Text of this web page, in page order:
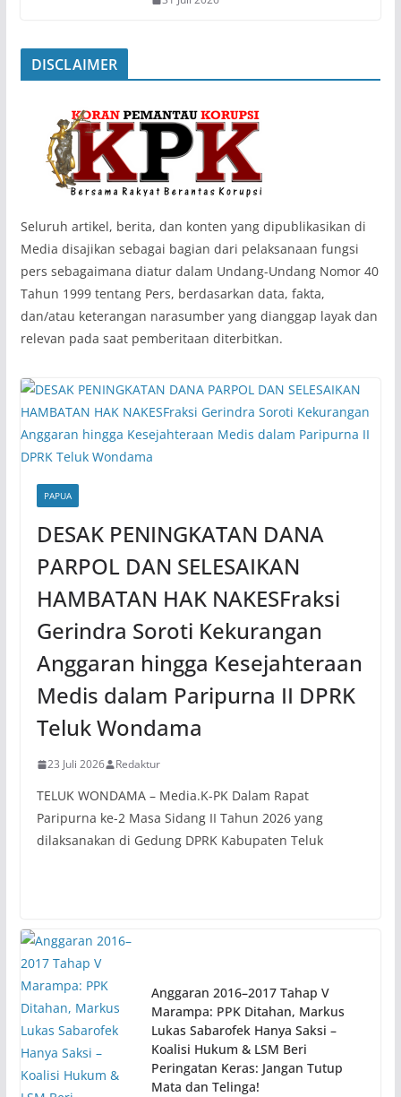
DISCLAIMER
‎Seluruh artikel, berita, dan konten yang dipublikasikan di
Media disajikan sebagai bagian dari pelaksanaan fungsi
pers sebagaimana diatur dalam Undang-Undang Nomor 40
Tahun 1999 tentang Pers, berdasarkan data, fakta,
dan/atau keterangan narasumber yang dianggap layak dan
relevan pada saat pemberitaan diterbitkan.
PAPUA
DESAK PENINGKATAN DANA
PARPOL DAN SELESAIKAN
HAMBATAN HAK NAKESFraksi
Gerindra Soroti Kekurangan
Anggaran hingga Kesejahteraan
Medis dalam Paripurna II DPRK
Teluk Wondama
23 Juli 2026 Redaktur
TELUK WONDAMA – Media.K-PK Dalam Rapat
Paripurna ke-2 Masa Sidang II Tahun 2026 yang
dilaksanakan di Gedung DPRK Kabupaten Teluk
Anggaran 2016–2017 Tahap V
Marampa: PPK Ditahan, Markus
Lukas Sabarofek Hanya Saksi –
Koalisi Hukum & LSM Beri
Peringatan Keras: Jangan Tutup
Mata dan Telinga!